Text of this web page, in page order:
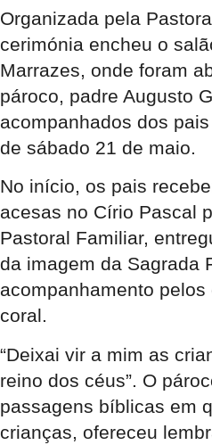
Organizada pela
cerimónia encheu o
Marrazes, onde foram
pároco, padre Augusto
acompanhados dos
de sábado 21 de maio.
No início, os pais
acesas no Círio Pascal
Pastoral Familiar,
da imagem da Sagrada
acompanhamento
coral.
“Deixai vir a mim as
reino dos céus”. O
passagens bíblicas em
crianças, ofereceu